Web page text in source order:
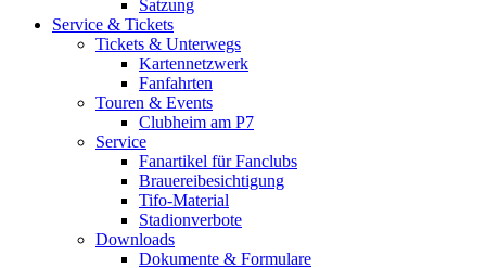
Satzung
Service & Tickets
Tickets & Unterwegs
Kartennetzwerk
Fanfahrten
Touren & Events
Clubheim am P7
Service
Fanartikel für Fanclubs
Brauereibesichtigung
Tifo-Material
Stadionverbote
Downloads
Dokumente & Formulare